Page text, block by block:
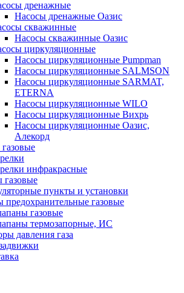
дренажные
Насосы дренажные Оазис
скважинные
Насосы скважинные Оазис
циркуляционные
Насосы циркуляционные Pumpman
Насосы циркуляционные SALMSON
Насосы циркуляционные SARMAT,
ETERNA
Насосы циркуляционные WILO
Насосы циркуляционные Вихрь
Насосы циркуляционные Оазис,
Алекорд
инфракрасные
газовые
пункты и установки
предохранительные газовые
газовые
термозапорные, ИС
давления газа